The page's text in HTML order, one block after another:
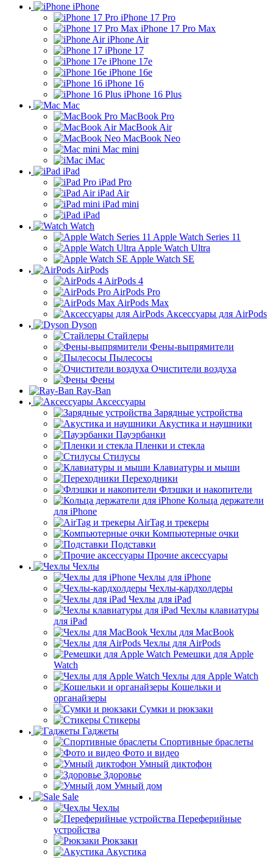
iPhone
iPhone 17 Pro
iPhone 17 Pro Max
iPhone Air
iPhone 17
iPhone 17e
iPhone 16e
iPhone 16
iPhone 16 Plus
Mac
MacBook Pro
MacBook Air
MacBook Neo
Mac mini
iMac
iPad
iPad Pro
iPad Air
iPad mini
iPad
Watch
Apple Watch Series 11
Apple Watch Ultra
Apple Watch SE
AirPods
AirPods 4
AirPods Pro
AirPods Max
Аксессуары для AirPods
Dyson
Стайлеры
Фены-выпрямители
Пылесосы
Очистители воздуха
Фены
Ray-Ban
Аксессуары
Зарядные устройства
Акустика и наушники
Пауэрбанки
Пленки и стекла
Стилусы
Клавиатуры и мыши
Переходники
Флэшки и накопители
Кольца держатели
для iPhone
AirTag и трекеры
Компьютерные очки
Подставки
Прочие аксессуары
Чехлы
Чехлы для iPhone
Чехлы-кардхолдеры
Чехлы для iPad
Чехлы клавиатуры
для iPad
Чехлы для MacBook
Чехлы для AirPods
Ремешки для Apple
Watch
Чехлы для Apple Watch
Кошельки и
органайзеры
Сумки и рюкзаки
Стикеры
Гаджеты
Спортивные браслеты
Фото и видео
Умный диктофон
Здоровье
Умный дом
Sale
Чехлы
Переферийные
устройства
Рюкзаки
Акустика